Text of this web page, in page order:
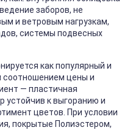
заборов, не
и ветровым нагрузкам,
системы подвесных
как популярный и
цены и
— пластичная
устойчив к выгоранию и
цветов. При условии
покрытые Полиэстером,